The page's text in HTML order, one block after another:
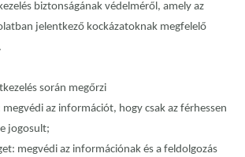
biztonságának védelméről, amely az
jelentkező kockázatoknak megfelelő
során megőrzi
az információt, hogy csak az férhessen
jogosult;
megvédi az információnak és a feldolgozás